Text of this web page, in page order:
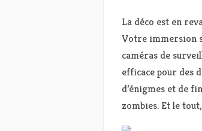
La déco est en
Votre immersion
caméras de
efficace pour des
d’énigmes et de
zombies. Et le